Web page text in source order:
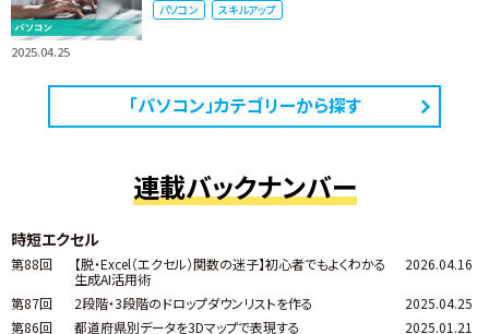
2025.04.25
パソコン スキルアップ
「パソコン」カテゴリーから探す
連載バックナンバー
時短エクセル
第88回
【脱・Excel（エクセル）関数の迷子】初心者でもよくわかる
生成AI活用術
2026.04.16
第87回 2段階・3段階のドロップダウンリストを作る
2025.04.25
第86回
都道府県別データを3Dマップで表現する
2025.01.21